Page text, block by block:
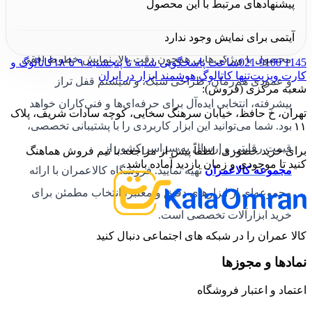
اگر به‌دنبال خرید تراز لیزری L.L 1000 المکس
محصول با ویژگی‌هایی همچون دقت بالا، نمایش خطوط افقی
و عمودی هم‌زمان، طراحی سبک، و سیستم قفل تراز
پیشرفته، انتخابی ایده‌آل برای حرفه‌ای‌ها و فنی‌کاران خواهد
بود. شما می‌توانید این ابزار کاربردی را با پشتیبانی تخصصی،
قیمت رقابتی و ارسال به سراسر کشور از
مجموعه کالاعمرانتهیه نمایید. فروشگاه کالاعمران با ارائه
مجموعه‌ای از ابزارهای دقیق و معتبر، انتخاب مطمئن برای
خرید ابزارآلات تخصصی است.
پیشنهادهای مرتبط با این محصول
آیتمی برای نمایش وجود ندارد
021-9100 1145ساعت پاسخگویی شنبه تا پنجشنبه ۹ تا ۱۸
کاتالوگ و
کارت ویزیتتنها کاتالوگ هوشمند ابزار در ایران
شعبه مرکزی (فروش):
تهران، خ حافظ، خیابان سرهنگ سخایی، کوچه سادات شریف، پلاک
۱۱
برای خرید حضوری، لطفاً پیش از مراجعه با تیم فروش هماهنگ
کنید تا موجودی و زمان بازدید آماده باشد.
کالا عمران را در شبکه های اجتماعی دنبال کنید
نمادها و مجوزها
اعتماد و اعتبار فروشگاه